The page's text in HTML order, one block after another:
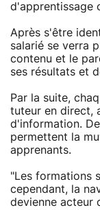
d'apprentissage
Après s'être
salarié se verra
contenu et le
ses résultats et
Par la suite,
tuteur en direct,
d'information.
permettent la
apprenants.
"Les formations
cependant, la
devienne acteur